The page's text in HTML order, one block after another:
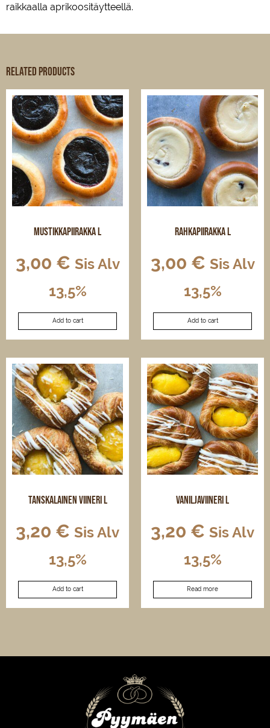
raikkaalla aprikoositäytteellä.
Related products
Mustikkapiirakka L
3,00 € Sis Alv
13,5%
Add to cart
Rahkapiirakka L
3,00 € Sis Alv
13,5%
Add to cart
Tanskalainen viineri L
3,20 € Sis Alv
13,5%
Add to cart
Vaniljaviineri L
3,20 € Sis Alv
13,5%
Read more